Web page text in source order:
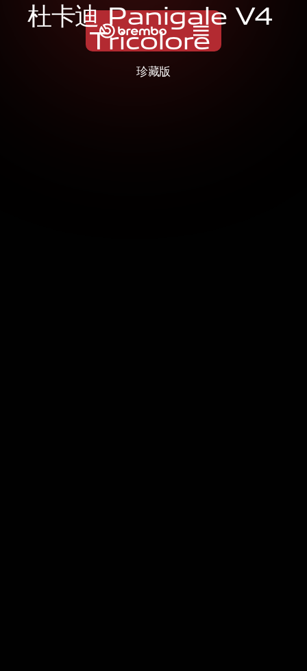
杜卡迪 Panigale V4
Tricolore
珍藏版